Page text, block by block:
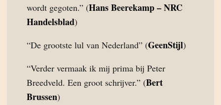
wordt gegoten.” (Hans Beerekamp – NRC
Handelsblad)
“De grootste lul van Nederland” (GeenStijl)
“Verder vermaak ik mij prima bij Peter
Breedveld. Een groot schrijver.” (Bert
Brussen)